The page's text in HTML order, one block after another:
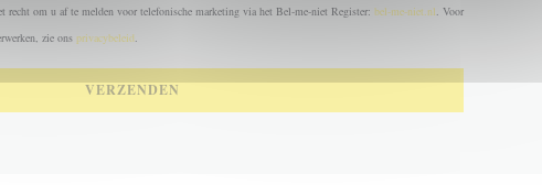
recht om u af te melden voor telefonische marketing via het Bel-me-niet Register: bel-me-niet.nl . Voor
zie ons privacybeleid